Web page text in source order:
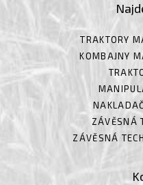
TRAKTORY
KOMBAJNY
ZÁVĚSNÁ
ZÁVĚSNÁ